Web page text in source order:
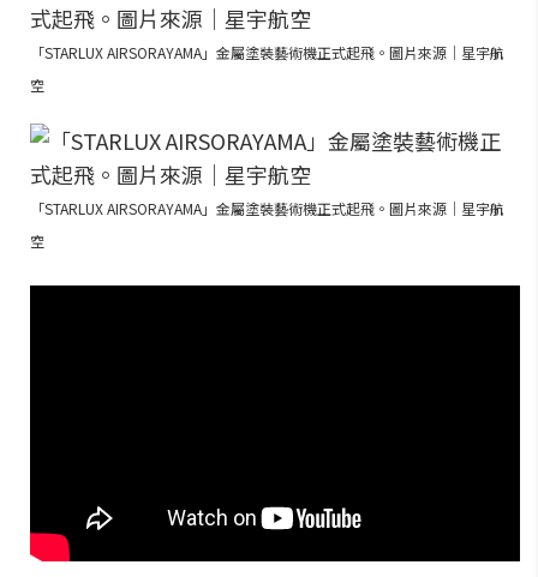
「STARLUX AIRSORAYAMA」金屬塗裝藝術機正式起飛。圖片來源｜星宇航
空
「STARLUX AIRSORAYAMA」金屬塗裝藝術機正式起飛。圖片來源｜星宇航
空